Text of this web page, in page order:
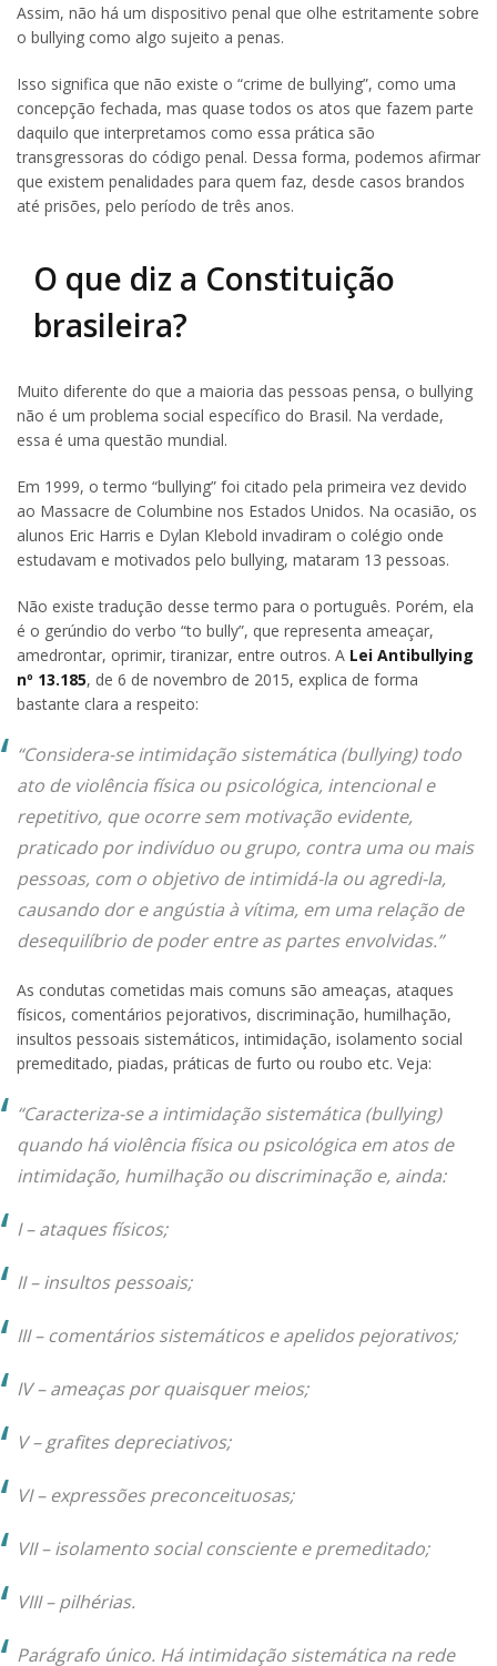
Assim, não há um dispositivo penal que olhe estritamente sobre
o bullying como algo sujeito a penas.
Isso significa que não existe o “crime de bullying”, como uma
concepção fechada, mas quase todos os atos que fazem parte
daquilo que interpretamos como essa prática são
transgressoras do código penal. Dessa forma, podemos afirmar
que existem penalidades para quem faz, desde casos brandos
até prisões, pelo período de três anos.
O que diz a Constituição
brasileira?
Muito diferente do que a maioria das pessoas pensa, o bullying
não é um problema social específico do Brasil. Na verdade,
essa é uma questão mundial.
Em 1999, o termo “bullying” foi citado pela primeira vez devido
ao Massacre de Columbine nos Estados Unidos. Na ocasião, os
alunos Eric Harris e Dylan Klebold invadiram o colégio onde
estudavam e motivados pelo bullying, mataram 13 pessoas.
Não existe tradução desse termo para o português. Porém, ela
é o gerúndio do verbo “to bully”, que representa ameaçar,
amedrontar, oprimir, tiranizar, entre outros. A Lei Antibullying
nº 13.185, de 6 de novembro de 2015, explica de forma
bastante clara a respeito:
“Considera-se intimidação sistemática (bullying) todo
ato de violência física ou psicológica, intencional e
repetitivo, que ocorre sem motivação evidente,
praticado por indivíduo ou grupo, contra uma ou mais
pessoas, com o objetivo de intimidá-la ou agredi-la,
causando dor e angústia à vítima, em uma relação de
desequilíbrio de poder entre as partes envolvidas.”
As condutas cometidas mais comuns são ameaças, ataques
físicos, comentários pejorativos, discriminação, humilhação,
insultos pessoais sistemáticos, intimidação, isolamento social
premeditado, piadas, práticas de furto ou roubo etc. Veja:
“Caracteriza-se a intimidação sistemática (bullying)
quando há violência física ou psicológica em atos de
intimidação, humilhação ou discriminação e, ainda:
I – ataques físicos;
II – insultos pessoais;
III – comentários sistemáticos e apelidos pejorativos;
IV – ameaças por quaisquer meios;
V – grafites depreciativos;
VI – expressões preconceituosas;
VII – isolamento social consciente e premeditado;
VIII – pilhérias.
Parágrafo único. Há intimidação sistemática na rede